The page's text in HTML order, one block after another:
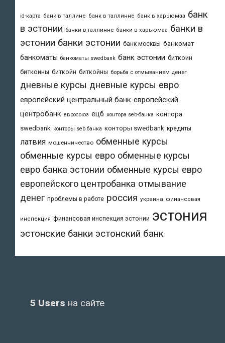
id-карта банк в таллине банк в таллинне банк в харьюмаа банк
в эстонии банки в таллинне банки в харьюмаа банки в
эстонии банки эстонии банк москвы банкомат
банкоматы банкоматы swedbank банк эстонии биткоин
биткоины биткойн биткойны борьба с отмыванием денег
дневные курсы дневные курсы евро
европейский центральный банк европейский
центробанк евросоюз ецб контора seb-банка контора
swedbank конторы seb банка конторы swedbank кредиты
латвия мошенничество обменные курсы
обменные курсы евро обменные курсы
евро банка эстонии обменные курсы евро
европейского центробанка отмывание
денег проблемы в работе россия украина финансовая
инспекция финансовая инспекция эстонии эстония
эстонские банки эстонский банк
5 Users на сайте